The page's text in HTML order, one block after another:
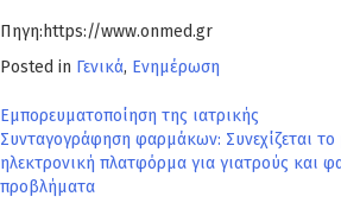
Πηγη:https://www.onmed.gr
Posted in Γενικά, Ενημέρωση
Πλοήγηση
άρθρων
Εμπορευματοποίηση της ιατρικής
Συνταγογράφηση φαρμάκων: Συνεχίζεται
ηλεκτρονική πλατφόρμα για γιατρούς και
προβλήματα